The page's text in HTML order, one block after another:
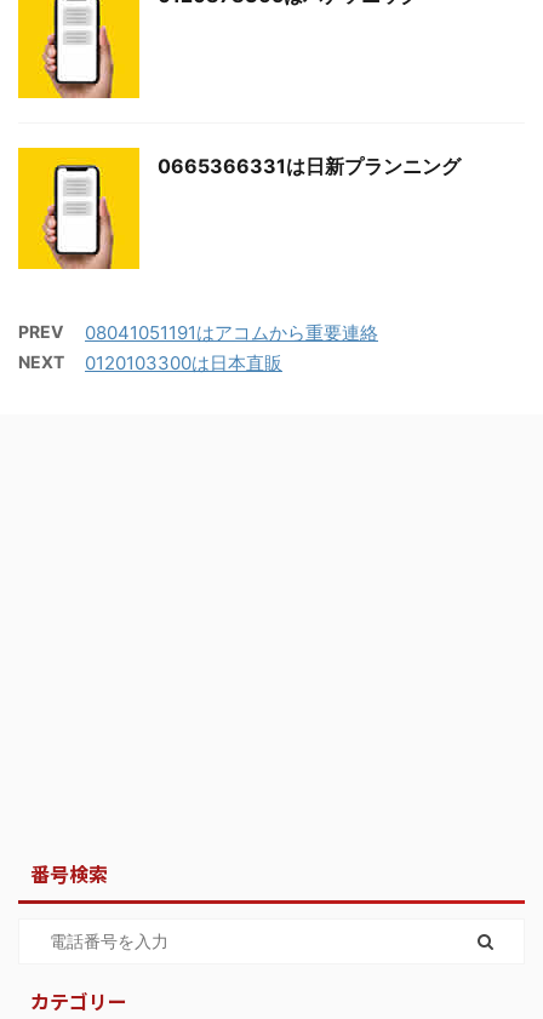
0665366331は日新プランニング
PREV 08041051191はアコムから重要連絡
NEXT 0120103300は日本直販
番号検索
カテゴリー